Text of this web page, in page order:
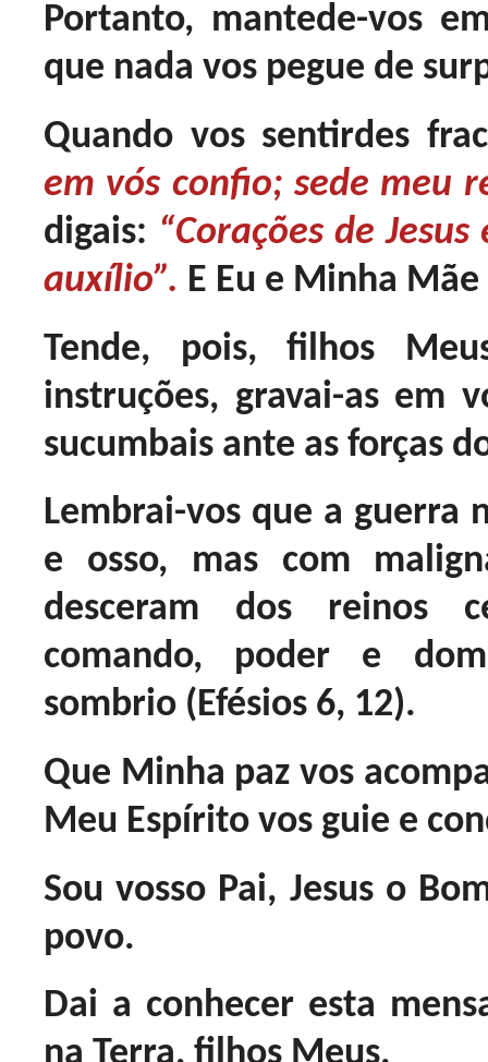
Portanto, mantede-vos
que nada vos pegue de
Quando vos sentirdes
em vós confio; sede meu
digais: “Corações de
auxílio”. E Eu e Minha
Tende, pois, filhos
instruções, gravai-as em
sucumbais ante as forças
Lembrai-vos que a guerra
e osso, mas com
desceram dos reinos
comando, poder e
sombrio (Efésios 6, 12).
Que Minha paz vos
Meu Espírito vos guie e
Sou vosso Pai, Jesus o
povo.
Dai a conhecer esta